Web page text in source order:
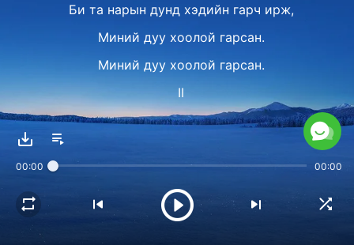
Би та нарын дунд хэдийн гарч ирж,
Миний дуу хоолой гарсан.
Миний дуу хоолой гарсан.
II
Миний дуу хоолой та нарын өмнө гарч,
өдөр бүр шинэлэг, шинэ байдаг.
00:00 00:00